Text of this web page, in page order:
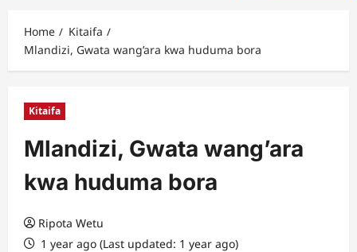
Home
Kitaifa
Mlandizi, Gwata wang’ara kwa huduma bora
Kitaifa
Mlandizi, Gwata wang’ara
kwa huduma bora
Ripota Wetu
1 year ago (Last updated: 1 year ago)